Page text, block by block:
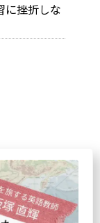
に挫折しな